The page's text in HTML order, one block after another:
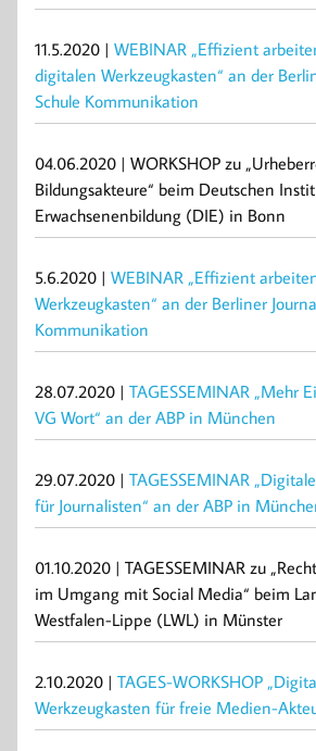
11.5.2020 | WEBINAR „Effizient
digitalen Werkzeugkasten“ an der
Schule Kommunikation
04.06.2020 | WORKSHOP zu
Bildungsakteure“ beim Deutschen
Erwachsenenbildung (DIE) in Bonn
5.6.2020 | WEBINAR „Effizient
Werkzeugkasten“ an der Berliner
Kommunikation
28.07.2020 | TAGESSEMINAR „Mehr
VG Wort“ an der ABP in München
29.07.2020 | TAGESSEMINAR
für Journalisten“ an der ABP in
01.10.2020 | TAGESSEMINAR zu
im Umgang mit Social Media“ beim
Westfalen-Lippe (LWL) in Münster
2.10.2020 | TAGES-WORKSHOP
Werkzeugkasten für freie Medien-